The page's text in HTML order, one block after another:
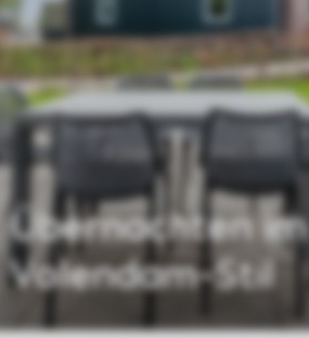
Übernachten im
Volendam-Stil